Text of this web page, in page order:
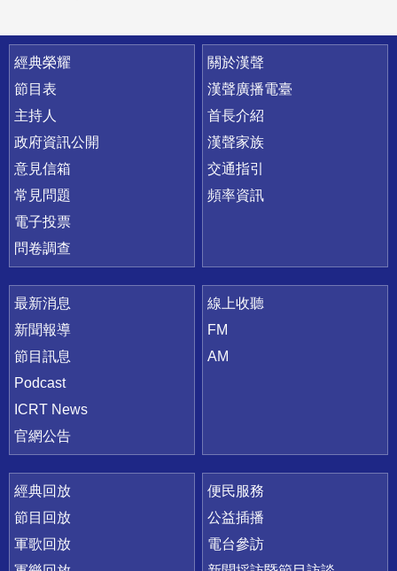
快速連結
經典榮耀
節目表
主持人
政府資訊公開
意見信箱
常見問題
電子投票
問卷調查
關於漢聲
漢聲廣播電臺
首長介紹
漢聲家族
交通指引
頻率資訊
最新消息
新聞報導
節目訊息
Podcast
ICRT News
官網公告
線上收聽
FM
AM
經典回放
節目回放
軍歌回放
便民服務
公益插播
電台參訪